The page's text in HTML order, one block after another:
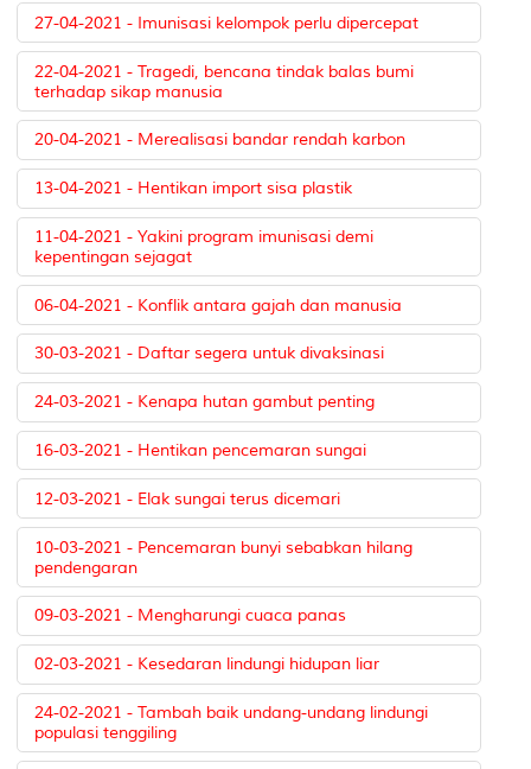
27-04-2021 - Imunisasi kelompok perlu dipercepat
22-04-2021 - Tragedi, bencana tindak balas bumi
terhadap sikap manusia
20-04-2021 - Merealisasi bandar rendah karbon
13-04-2021 - Hentikan import sisa plastik
11-04-2021 - Yakini program imunisasi demi
kepentingan sejagat
06-04-2021 - Konflik antara gajah dan manusia
30-03-2021 - Daftar segera untuk divaksinasi
24-03-2021 - Kenapa hutan gambut penting
16-03-2021 - Hentikan pencemaran sungai
12-03-2021 - Elak sungai terus dicemari
10-03-2021 - Pencemaran bunyi sebabkan hilang
pendengaran
09-03-2021 - Mengharungi cuaca panas
02-03-2021 - Kesedaran lindungi hidupan liar
24-02-2021 - Tambah baik undang-undang lindungi
populasi tenggiling